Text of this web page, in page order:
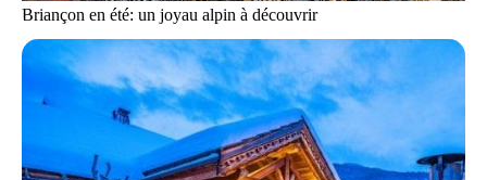
Briançon en été: un joyau alpin à découvrir